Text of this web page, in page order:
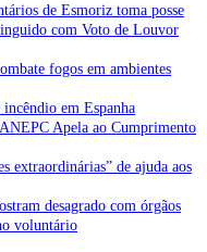
de Esmoriz toma posse
com Voto de Louvor
fogos em ambientes
em Espanha
Apela ao Cumprimento
extraordinárias” de ajuda aos
desagrado com órgãos
voluntário